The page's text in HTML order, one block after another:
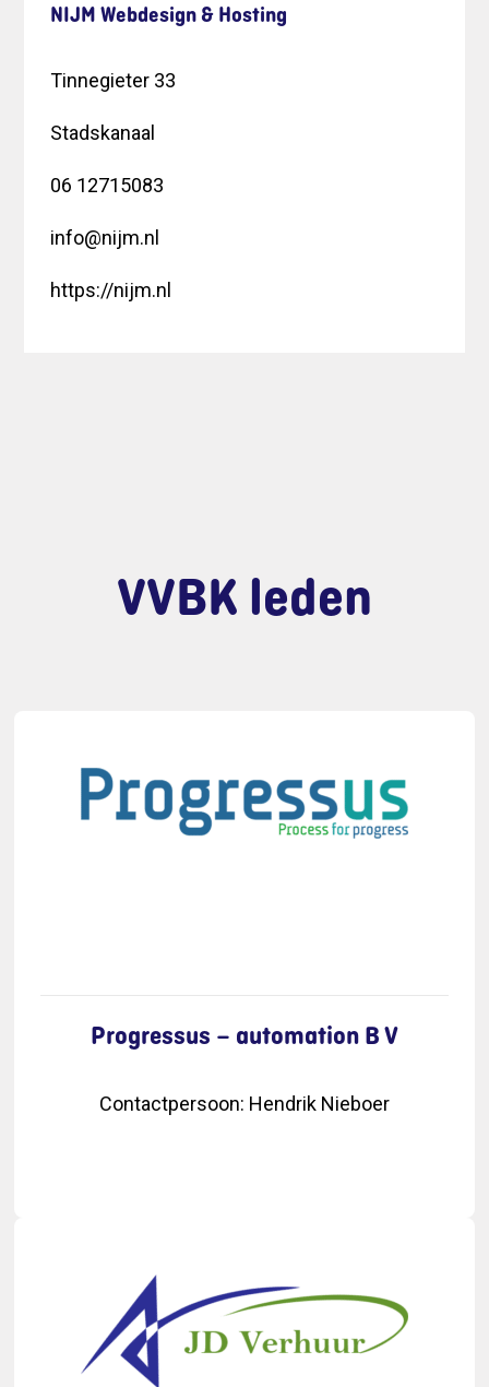
NIJM Webdesign & Hosting
Tinnegieter 33
Stadskanaal
06 12715083
info@nijm.nl
https://nijm.nl
VVBK leden
Progressus – automation B V
Contactpersoon: Hendrik Nieboer